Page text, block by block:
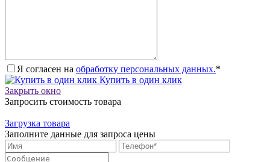
Я согласен на обработку персональных данных.*
Купить в один клик
Закрыть окно
Запросить стоимость товара
Загрузка товара
Заполните данные для запроса цены